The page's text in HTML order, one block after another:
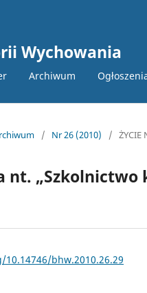
Wychowania
Archiwum
/ Nr 26 (2010) / ŻYCIE
nt. „Szkolnictwo
bhw.2010.26.29